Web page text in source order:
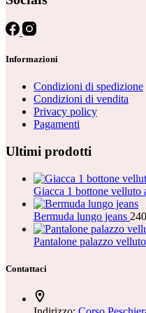
Informazioni
Condizioni di spedizione
Condizioni di vendita
Privacy policy
Pagamenti
Ultimi prodotti
Giacca 1 bottone velluto
Bermuda lungo jeans
Pantalone palazzo
Contattaci